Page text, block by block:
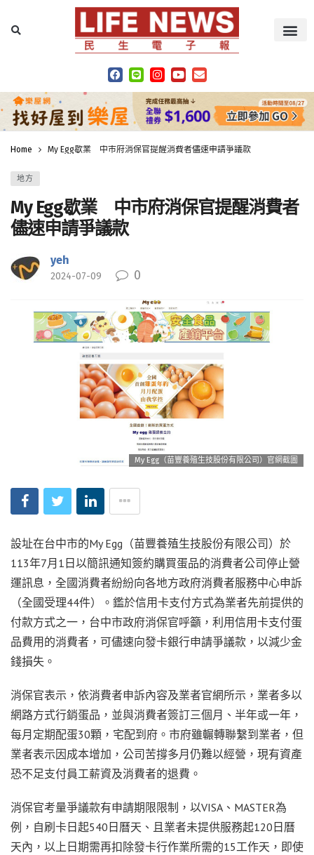
Home My Egg歇業 中市府消保官提醒消費者儘速申請爭議款
地方
My Egg歇業 中市府消保官提醒消費者
儘速申請爭議款
yeh
2024-07-09 0
My Egg（苗豐養殖生技股份有限公司）官網截圖
設址在台中市的My Egg（苗豐養殖生技股份有限公司）於
113年7月1日以簡訊通知簽約購買蛋品的消費者公司停止營
運訊息，全國消費者紛紛向各地方政府消費者服務中心申訴
（全國受理44件）。鑑於信用卡支付方式為業者先前提供的
付款方式之一，台中市政府消保官呼籲，利用信用卡支付蛋
品費用的消費者，可儘速向發卡銀行申請爭議款，以減少金
錢損失。
消保官表示，依消費者申訴內容及業者官網所示，業者多以
網路方式行銷蛋品，並與消費者簽訂三個月、半年或一年，
每月定期配蛋30顆，宅配到府。市府雖輾轉聯繫到業者，但
業者表示因成本增加，公司苦撐多月仍難以經營，現有資產
恐不足支付員工薪資及消費者的退費。
消保官考量爭議款有申請期限限制，以VISA、MASTER為
例，自刷卡日起540日曆天、且業者未提供服務起120日曆
天內，以上日期需再扣除發卡行作業所需的15工作天，即使